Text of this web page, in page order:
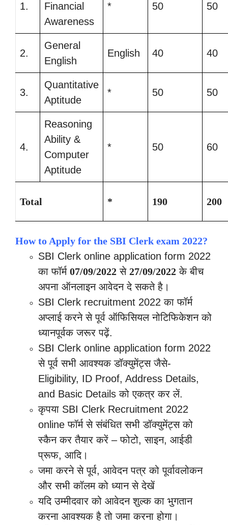
1.
Financial
Awareness
* 50 50
2.
General
English
English 40 40
3.
Quantitative
Aptitude
* 50 50
4.
Reasoning
Ability &
Computer
Aptitude
* 50 60
Total * 190 200
How to Apply for the SBI Clerk exam 2022?
SBI Clerk online application form 2022
का फॉर्म 07/09/2022 से 27/09/2022 के बीच
अपना ऑनलाइन आवेदन दे सकते है।
SBI Clerk recruitment 2022 का फॉर्म
अप्लाई करने से पूर्व ऑफिसियल नोटिफिकेशन को
ध्यानपूर्वक जरूर पढ़ें.
SBI Clerk online application form 2022
से पूर्व सभी आवश्यक डॉक्युमेंट्स जैसे-
Eligibility, ID Proof, Address Details,
and Basic Details को एकत्र कर लें.
कृपया SBI Clerk Recruitment 2022
online फॉर्म से संबंधित सभी डॉक्युमेंट्स को
स्कैन कर तैयार करें – फोटो, साइन, आईडी
प्रूफ, आदि।
जमा करने से पूर्व, आवेदन पत्र को पूर्वावलोकन
और सभी कॉलम को ध्यान से देखें
यदि उम्मीदवार को आवेदन शुल्क का भुगतान
करना आवश्यक है तो जमा करना होगा।